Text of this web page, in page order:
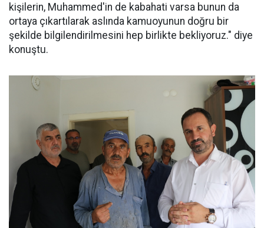
kişilerin, Muhammed'in de kabahati varsa bunun da
ortaya çıkartılarak aslında kamuoyunun doğru bir
şekilde bilgilendirilmesini hep birlikte bekliyoruz." diye
konuştu.